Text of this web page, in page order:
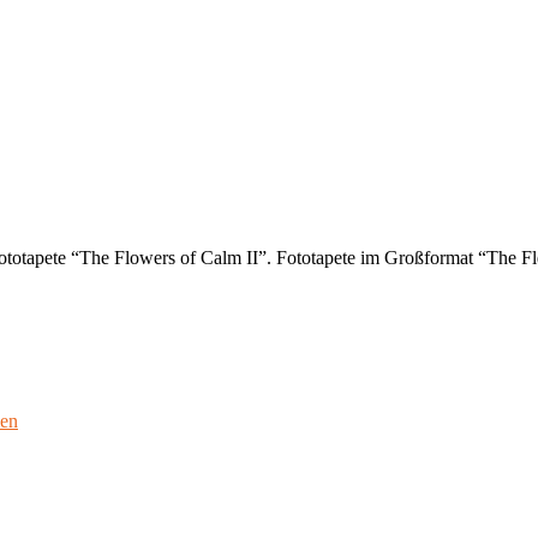
“The Flowers of Calm II”. Fototapete im Großformat “The